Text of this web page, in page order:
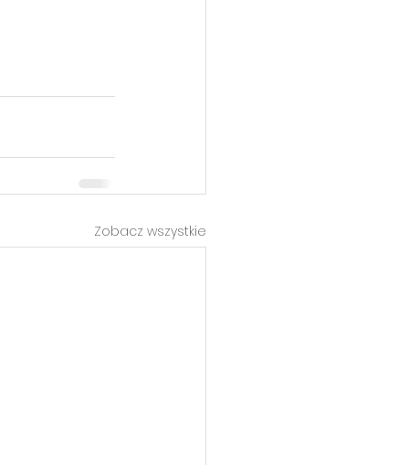
Zobacz wszystkie